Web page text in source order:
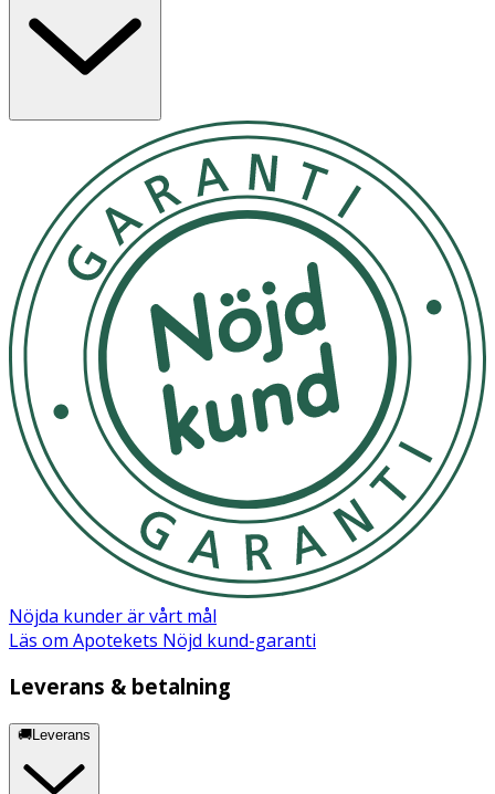
Nöjda kunder är vårt mål
Läs om Apotekets Nöjd kund-garanti
Leverans & betalning
🚚Leverans